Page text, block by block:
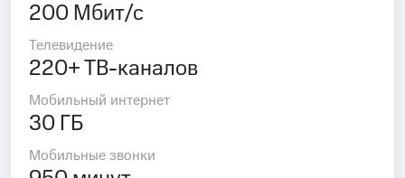
200 Мбит/с
Телевидение
220+ ТВ-каналов
Мобильный интернет
30 ГБ
Мобильные звонки